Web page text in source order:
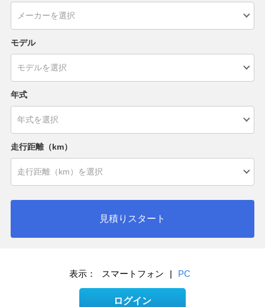
モデル
年式
走行距離（km）
見積りスタート
表示： スマートフォン | PC
ログイン